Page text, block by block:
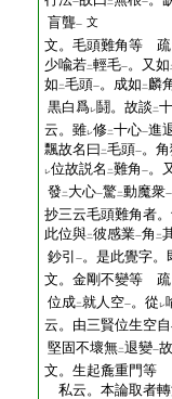
一 二 一
盲聾一 文
文。毛頭難角等 疏
少喩若二輕毛一。又如
如 二毛頭一。成如 二 麟
黒白爲レ鬪。故談 二
云。雖レ修二十心一進
飄故名曰 二毛頭一。
レ位故説名 二難角 一。
發 二 大心一驚二動魔衆一
抄三云毛頭難角者
此位與二彼感業一角 二
鈔引
一。是此覺字。
文。金剛不變等 疏
位成二就人空一。從 レ
云。由三賢位生空
堅固不壞無二退變一故
文。生起麁重門等
私云。本論取者